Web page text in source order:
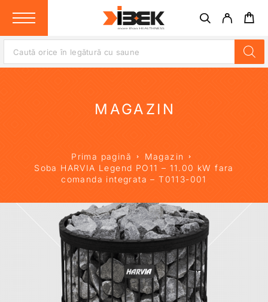
MAGAZIN
Prima pagină
Magazin
Soba HARVIA Legend PO11 – 11.00 kW fara
comanda integrata – T0113-001